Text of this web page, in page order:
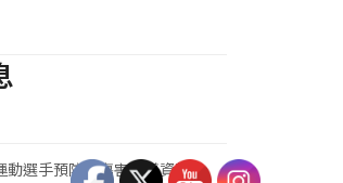
動選手預防熱傷害宣導資料